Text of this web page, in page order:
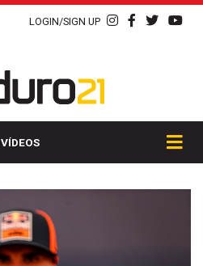
LOGIN/SIGN UP
VÍDEOS